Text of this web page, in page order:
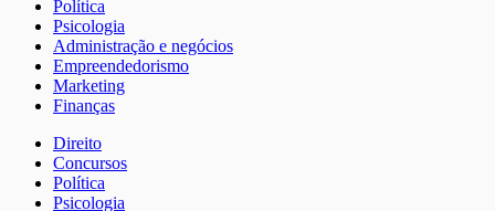
Política
Psicologia
Administração e negócios
Empreendedorismo
Marketing
Finanças
Direito
Concursos
Política
Psicologia